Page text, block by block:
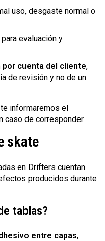
uso, desgaste normal o
evaluación y
cuenta del cliente,
de revisión y no de un
informaremos el
caso de corresponder.
skate
en Drifters cuentan
producidos durante
tablas?
entre capas,